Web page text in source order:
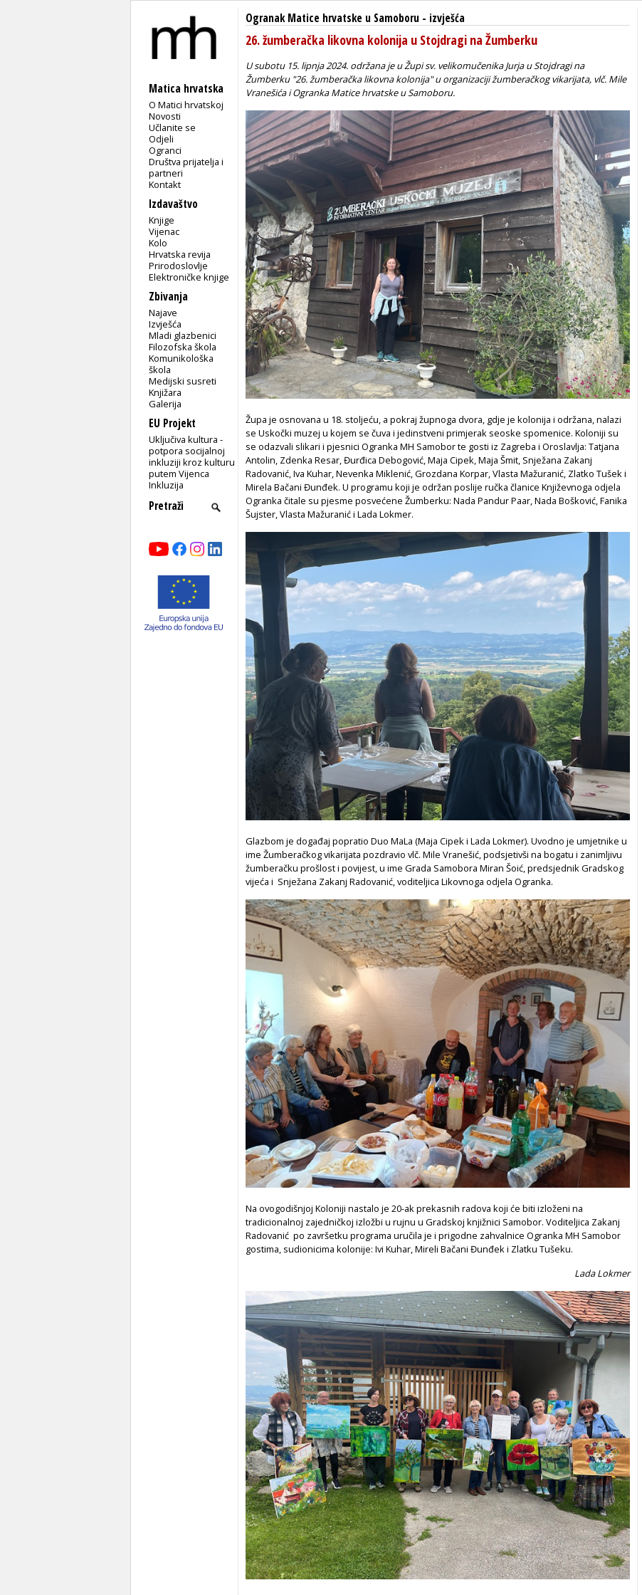
Matica hrvatska
O Matici hrvatskoj
Novosti
Učlanite se
Odjeli
Ogranci
Društva prijatelja i
partneri
Kontakt
Izdavaštvo
Knjige
Vijenac
Kolo
Hrvatska revija
Prirodoslovlje
Elektroničke knjige
Zbivanja
Najave
Izvješća
Mladi glazbenici
Filozofska škola
Komunikološka
škola
Medijski susreti
Knjižara
Galerija
EU Projekt
Uključiva kultura -
potpora socijalnoj
inkluziji kroz kulturu
putem Vijenca
Inkluzija
Ogranak Matice hrvatske u Samoboru - izvješća
26. žumberačka likovna kolonija u Stojdragi na Žumberku
U subotu 15. lipnja 2024. održana je u Župi sv. velikomučenika Jurja u Stojdragi na
Žumberku "26. žumberačka likovna kolonija" u organizaciji žumberačkog vikarijata, vlč. Mile
Vranešića i Ogranka Matice hrvatske u Samoboru.
Župa je osnovana u 18. stoljeću, a pokraj župnoga dvora, gdje je kolonija i održana, nalazi
se Uskočki muzej u kojem se čuva i jedinstveni primjerak seoske spomenice. Koloniji su
se odazvali slikari i pjesnici Ogranka MH Samobor te gosti iz Zagreba i Oroslavlja: Tatjana
Antolin, Zdenka Resar, Đurđica Debogović, Maja Cipek, Maja Šmit, Snježana Zakanj
Radovanić, Iva Kuhar, Nevenka Miklenić, Grozdana Korpar, Vlasta Mažuranić, Zlatko Tušek i
Mirela Bačani Đunđek. U programu koji je održan poslije ručka članice Književnoga odjela
Ogranka čitale su pjesme posvećene Žumberku: Nada Pandur Paar, Nada Bošković, Fanika
Šujster, Vlasta Mažuranić i Lada Lokmer.
Glazbom je događaj popratio Duo MaLa (Maja Cipek i Lada Lokmer). Uvodno je umjetnike u
ime Žumberačkog vikarijata pozdravio vlč. Mile Vranešić, podsjetivši na bogatu i zanimljivu
žumberačku prošlost i povijest, u ime Grada Samobora Miran Šoić, predsjednik Gradskog
vijeća i Snježana Zakanj Radovanić, voditeljica Likovnoga odjela Ogranka.
Na ovogodišnjoj Koloniji nastalo je 20-ak prekasnih radova koji će biti izloženi na
tradicionalnoj zajedničkoj izložbi u rujnu u Gradskoj knjižnici Samobor. Voditeljica Zakanj
Radovanić po završetku programa uručila je i prigodne zahvalnice Ogranka MH Samobor
gostima, sudionicima kolonije: Ivi Kuhar, Mireli Bačani Đunđek i Zlatku Tušeku.
Lada Lokmer